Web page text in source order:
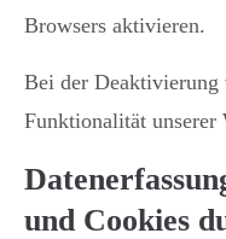
Browsers aktivieren.
Bei der Deaktivierung
Funktionalität unserer
und Cookies